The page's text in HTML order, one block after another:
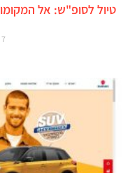
טיול לסופ"ש: אל
7 באוגוסט 2026